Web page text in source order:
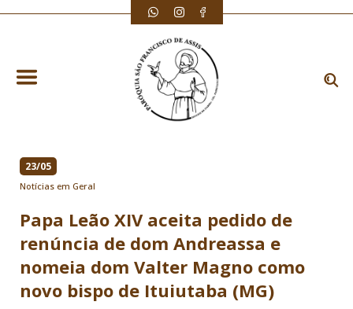
23/05
Notícias em Geral
Papa Leão XIV aceita pedido de
renúncia de dom Andreassa e
nomeia dom Valter Magno como
novo bispo de Ituiutaba (MG)